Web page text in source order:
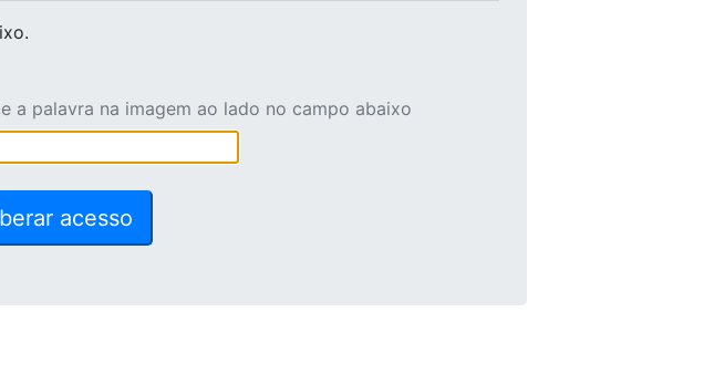
a palavra na imagem ao lado no campo abaixo